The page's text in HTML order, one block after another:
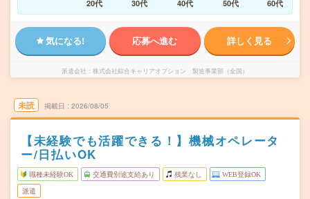
20代
30代 40代 50代 60代
気になる! 応募へ進む 詳しく見る
派遣会社 株式会社綜合キャリアオプション 製造事業部（全国）
未読 掲載日 2026/08/05
【未経験でも活躍できる！】機械オペレータ
ー/日払いOK
職種未経験OK 交通費別途支給あり 残業なし WEB登録OK
派遣